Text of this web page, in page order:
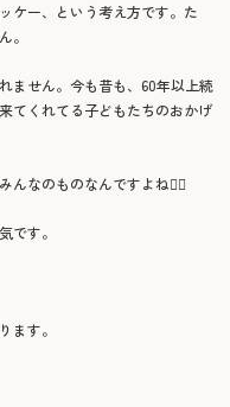
ケー、という考え方です。た
。
ません。今も昔も、60年以上続
てくれてる子どもたちのおかげ
んなのものなんですよね🙂‍↕️
です。
ます。